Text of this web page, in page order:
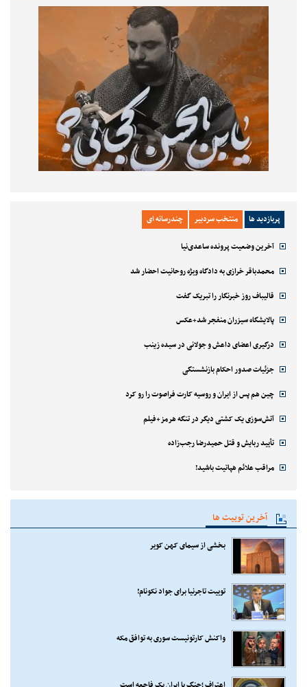
پربازدید ها منتخب سردبیر چندرسانه ای
آخرین وضعیت پرونده ساعدی‌نیا
محمدباقر خرازی به دادگاه ویژه روحانیت احضار شد
قالیباف روز خبرنگار را تبریک گفت
پالایشگاه سیزران منفجر شد+عکس
درگیری اعضای داعش و جولانی در سیده زینب
جزئیات صدور احکام بازنشستگی
چین هم پس از ایران و روسیه کارت فراصوت را رو کرد
آتش‌سوزی یک کشتی دیگر در تنگه هرمز+فیلم
تأیید ربایش و قتل حمیدرضا رجب‌زاده
مراقب علائم هپاتیت باشید!
آخرین توییت ها
بخشی از سیمای کهن کویر
توییت تاجرنیا برای جواد نکونام!
واکنش کارتونیست سوری به توافق مکه